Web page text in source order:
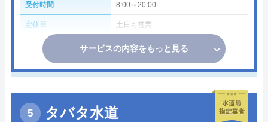
受付時間 8:00～20:00
定休日 土日も営業
サービスの内容をもっと見る
タバタ水道